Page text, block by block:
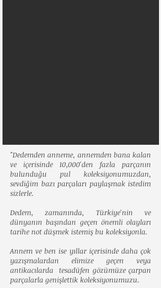
"Dedemden anneme, annemden bana kalan
ve içerisinde 10,000'den fazla parçanın
bulunduğu pul koleksiyonumuzdan,
sevdiğim bazı parçaları paylaşmak istedim
sizlerle.
Dedem, zamanında, Türkiye'nin ve
dünyanın başından geçen önemli olayları
tarihe not düşmek istemiş bu koleksiyonla.
Annem ve ben ise yıllar içerisinde daha çok
yazışmalardan elimize geçen veya
antikacılarda tesadüfen gözümüze çarpan
parçalarla genişlettik koleksiyonumuzu.